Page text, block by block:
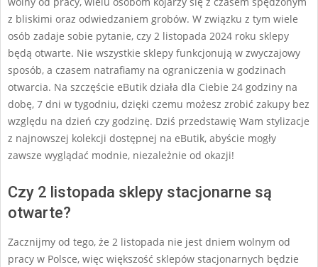
z bliskimi oraz odwiedzaniem grobów. W związku z tym wiele
osób zadaje sobie pytanie, czy 2 listopada 2024 roku sklepy
będą otwarte. Nie wszystkie sklepy funkcjonują w zwyczajowy
sposób, a czasem natrafiamy na ograniczenia w godzinach
otwarcia. Na szczęście eButik działa dla Ciebie 24 godziny na
dobę, 7 dni w tygodniu, dzięki czemu możesz zrobić zakupy bez
względu na dzień czy godzinę. Dziś przedstawię Wam stylizacje
z najnowszej kolekcji dostępnej na eButik, abyście mogły
zawsze wyglądać modnie, niezależnie od okazji!
Czy 2 listopada sklepy stacjonarne są
otwarte?
Zacznijmy od tego, że 2 listopada nie jest dniem wolnym od
pracy w Polsce, więc większość sklepów stacjonarnych będzie